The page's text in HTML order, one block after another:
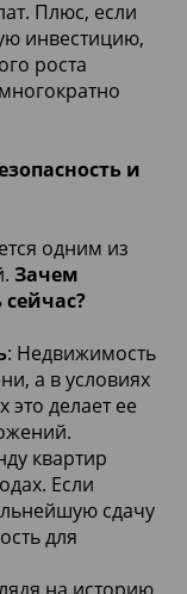
Плюс, если
инвестицию,
роста
и
одним из
Зачем
: Недвижимость
а в условиях
делает ее
квартир
Если
сдачу
для